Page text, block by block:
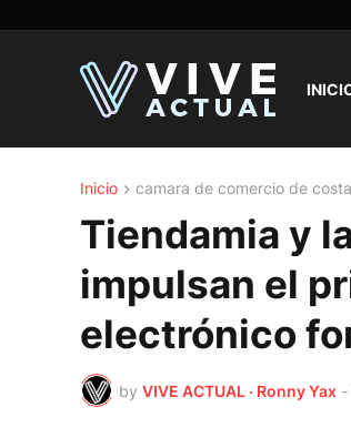
Inicio camara de comercio de
Tiendamia y
impulsan el
electrónico
by VIVE ACTUAL · Ronny Yax -